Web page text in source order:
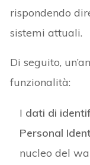
rispondendo
sistemi attuali.
Di seguito,
funzionalità:
I dati di
Personal
nucleo del